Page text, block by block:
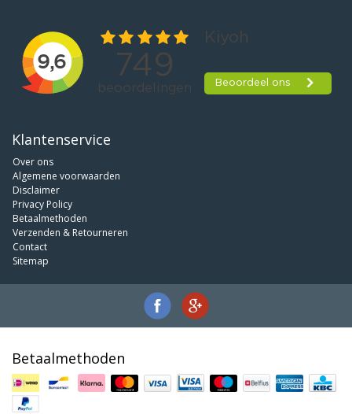
Klantenservice
Over ons
Algemene voorwaarden
Disclaimer
Privacy Policy
Betaalmethoden
Verzenden & Retourneren
Contact
Sitemap
Betaalmethoden